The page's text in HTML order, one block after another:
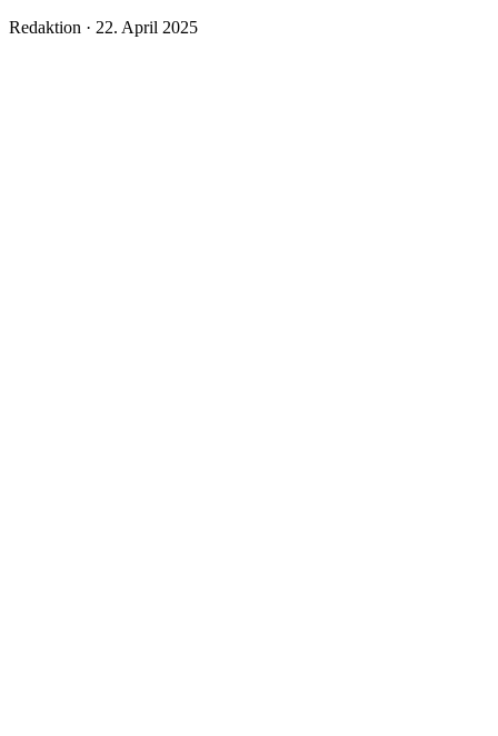
Redaktion · Veröffentlicht
22. April 2025